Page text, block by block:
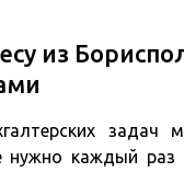
из
задач
нужно каждый раз